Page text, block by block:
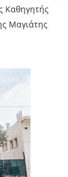
Καθηγητής
Μαγιάτης